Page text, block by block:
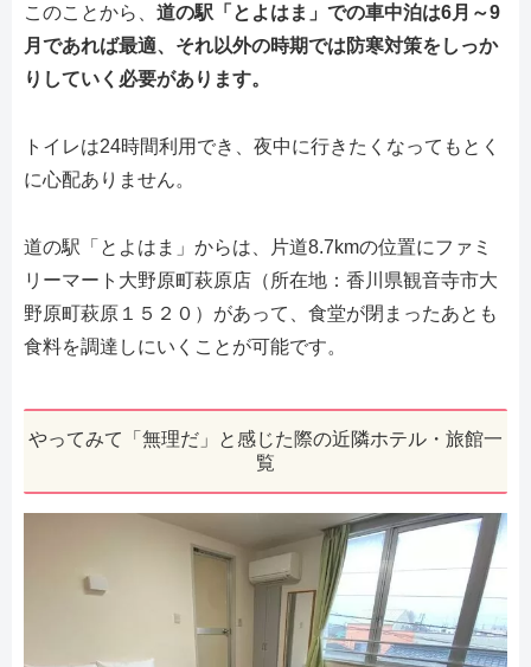
このことから、 道の駅「とよはま」での車中泊は6月～9
月であれば最適、それ以外の時期では防寒対策をしっか
りしていく必要があります。
トイレは24時間利用でき、夜中に行きたくなってもとく
に心配ありません。
道の駅「とよはま」からは、片道8.7kmの位置にファミ
リーマート大野原町萩原店（所在地：香川県観音寺市大
野原町萩原１５２０）があって、食堂が閉まったあとも
食料を調達しにいくことが可能です。
やってみて「無理だ」と感じた際の近隣ホテル・旅館一
覧